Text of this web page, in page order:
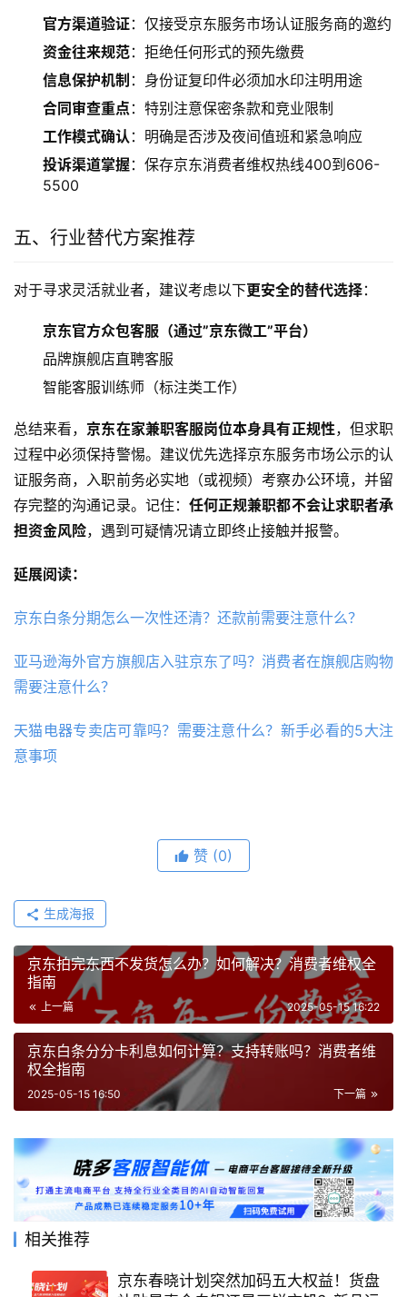
官方渠道验证：仅接受京东服务市场认证服务商的邀约
资金往来规范：拒绝任何形式的预先缴费
信息保护机制 ：身份证复印件必须加水印注明用途
合同审查重点 ：特别注意保密条款和竞业限制
工作模式确认 ：明确是否涉及夜间值班和紧急响应
投诉渠道掌握：保存京东消费者维权热线400到606-
5500
五、行业替代方案推荐
对于寻求灵活就业者，建议考虑以下更安全的替代选择：
京东官方众包客服（通过”京东微工”平台）
品牌旗舰店直聘客服
智能客服训练师（标注类工作）
总结来看， 京东在家兼职客服岗位本身具有正规性，但求职
过程中必须保持警惕。建议优先选择京东服务市场公示的认
证服务商，入职前务必实地（或视频）考察办公环境，并留
存完整的沟通记录。记住： 任何正规兼职都不会让求职者承
担资金风险，遇到可疑情况请立即终止接触并报警。
延展阅读：
京东白条分期怎么一次性还清？还款前需要注意什么？
亚马逊海外官方旗舰店入驻京东了吗？消费者在旗舰店购物
需要注意什么？
天猫电器专卖店可靠吗？需要注意什么？新手必看的5大注
意事项
赞 (0)
生成海报
京东拍完东西不发货怎么办？如何解决？消费者维权全
指南
上一篇 2025-05-15 16:22
京东白条分分卡利息如何计算？支持转账吗？消费者维
权全指南
下一篇
2025-05-15 16:50
相关推荐
京东春晓计划突然加码五大权益！货盘